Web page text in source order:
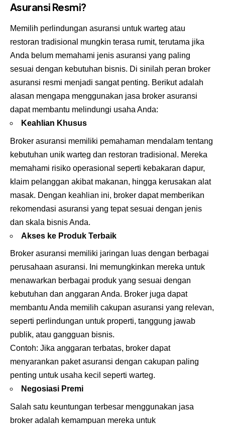
Asuransi Resmi?
Memilih perlindungan asuransi untuk warteg atau
restoran tradisional mungkin terasa rumit, terutama jika
Anda belum memahami jenis asuransi yang paling
sesuai dengan kebutuhan bisnis. Di sinilah peran broker
asuransi resmi menjadi sangat penting. Berikut adalah
alasan mengapa menggunakan jasa broker asuransi
dapat membantu melindungi usaha Anda:
Keahlian Khusus
Broker asuransi memiliki pemahaman mendalam tentang
kebutuhan unik warteg dan restoran tradisional. Mereka
memahami risiko operasional seperti kebakaran dapur,
klaim pelanggan akibat makanan, hingga kerusakan alat
masak. Dengan keahlian ini, broker dapat memberikan
rekomendasi asuransi yang tepat sesuai dengan jenis
dan skala bisnis Anda.
Akses ke Produk Terbaik
Broker asuransi memiliki jaringan luas dengan berbagai
perusahaan asuransi. Ini memungkinkan mereka untuk
menawarkan berbagai produk yang sesuai dengan
kebutuhan dan anggaran Anda. Broker juga dapat
membantu Anda memilih cakupan asuransi yang relevan,
seperti perlindungan untuk properti, tanggung jawab
publik, atau gangguan bisnis.
Contoh: Jika anggaran terbatas, broker dapat
menyarankan paket asuransi dengan cakupan paling
penting untuk usaha kecil seperti warteg.
Negosiasi Premi
Salah satu keuntungan terbesar menggunakan jasa
broker adalah kemampuan mereka untuk